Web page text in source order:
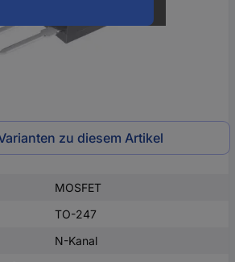
zu diesem Artikel
MOSFET
TO-247
N-Kanal